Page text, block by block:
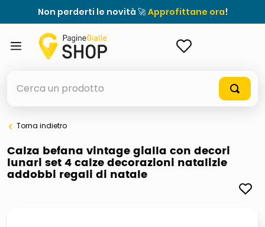
Non perderti le novità 🚀Approfittane ora!
elenchi telefonici
orologio parete
Torna indietro
Calza befana vintage gialla con decori
lunari set 4 calze decorazioni natalizie
addobbi regali di natale